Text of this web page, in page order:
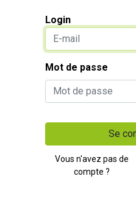
Login
Mot de passe
Se
Vous n'avez pas de
compte ?